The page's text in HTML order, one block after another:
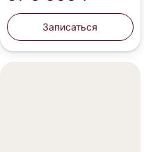
Записаться